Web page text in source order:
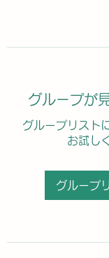
グループが
グループリスト
お試し
グループ